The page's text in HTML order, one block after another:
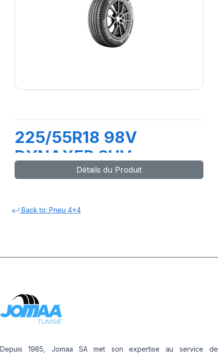
225/55R18 98V
DYNAXER SUV
Détails du Produit
Back to: Pneu 4x4
Depuis 1985, Jomaa SA met son expertise au service de